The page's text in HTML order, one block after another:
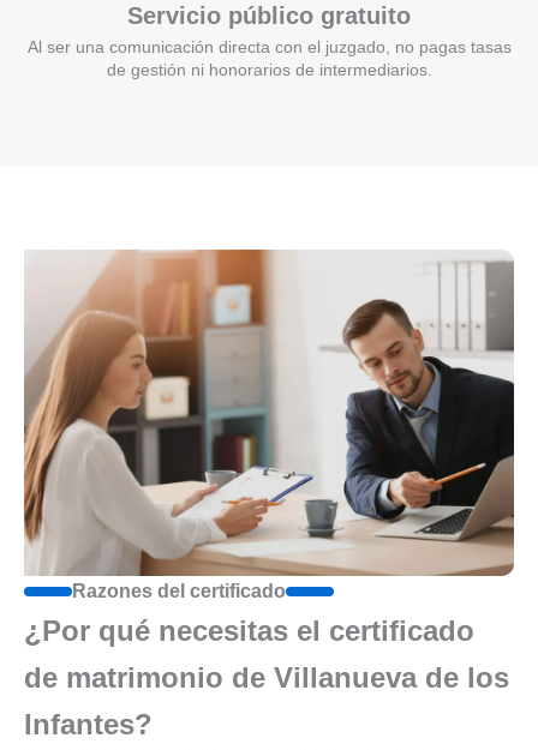
Servicio público gratuito
Al ser una comunicación directa con el juzgado, no pagas tasas
de gestión ni honorarios de intermediarios.
Razones del certificado
¿Por qué necesitas el certificado
de matrimonio de Villanueva de los
Infantes?